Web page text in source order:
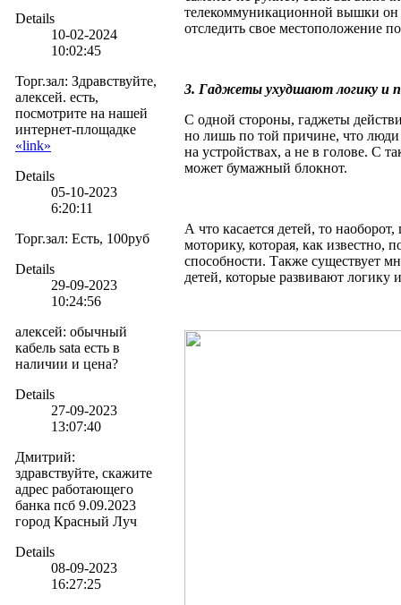
Details
10-02-2024
10:02:45
Торг.зал: Здравствуйте,
алексей. есть,
посмотрите на нашей
интернет-площадке
«link»
Details
05-10-2023
6:20:11
Торг.зал: Есть, 100руб
Details
29-09-2023
10:24:56
алексей: обычный
кабель sata есть в
наличии и цена?
Details
27-09-2023
13:07:40
Дмитрий:
здравствуйте, скажите
адрес работающего
банка псб 9.09.2023
город Красный Луч
Details
08-09-2023
16:27:25
телекоммуникационной вышки он
отследить свое местоположение
3. Гаджеты ухудшают логику и
С одной стороны, гаджеты
но лишь по той причине, что
на устройствах, а не в голове. С
может бумажный блокнот.
А что касается детей, то
моторику, которая, как известно,
способности. Также существует
детей, которые развивают логику